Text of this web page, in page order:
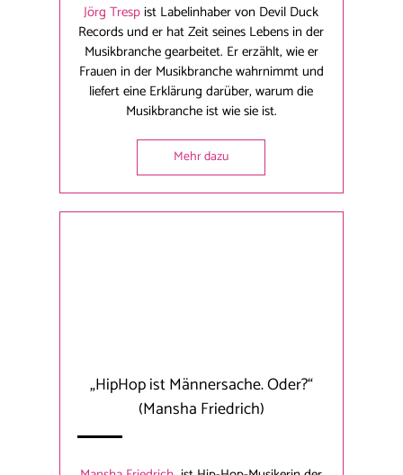
Jörg Trespist Labelinhaber von Devil Duck
Records und er hat Zeit seines Lebens in der
Musikbranche gearbeitet. Er erzählt, wie er
Frauen in der Musikbranche wahrnimmt und
liefert eine Erklärung darüber, warum die
Musikbranche ist wie sie ist.
Mehr dazu
„HipHop ist Männersache. Oder?“
(Mansha Friedrich)